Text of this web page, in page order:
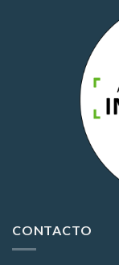
CONTACTO